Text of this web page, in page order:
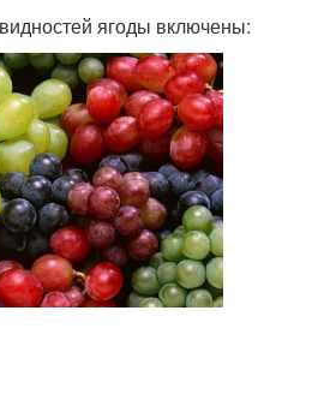
ягоды включены: